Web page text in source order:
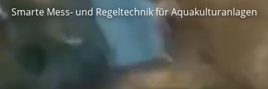
Smarte Mess- und Regeltechnik für Aquakulturanlagen